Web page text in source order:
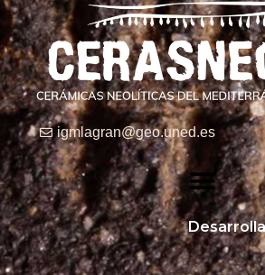
igmlagran@geo.uned.es